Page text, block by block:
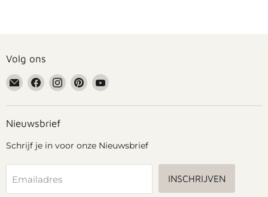
Volg ons
Email
Grennn
Vind
ons
op
Facebook
Vind
ons
op
Vind
ons
op
Vind
op
Nieuwsbrief
Schrijf je in voor onze Nieuwsbrief
Emailadres INSCHRIJVEN